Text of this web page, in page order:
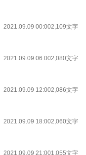
2021.09.09 00:002,109文字
2021.09.09 06:002,080文字
2021.09.09 12:002,086文字
2021.09.09 18:002,060文字
2021.09.09 21:001,055文字